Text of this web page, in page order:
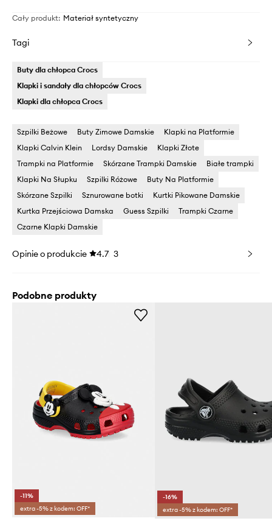
Cały produkt: Materiał syntetyczny
Tagi
Buty dla chłopca Crocs
Klapki i sandały dla chłopców Crocs
Klapki dla chłopca Crocs
Szpilki Beżowe Buty Zimowe Damskie
Klapki na Platformie
Klapki Calvin Klein
Lordsy Damskie
Klapki Złote
Trampki na Platformie
Skórzane Trampki Damskie
Białe trampki
Klapki Na Słupku
Szpilki Różowe
Buty Na Platformie
Skórzane Szpilki
Sznurowane botki
Kurtki Pikowane Damskie
Kurtka Przejściowa Damska
Guess Szpilki
Trampki Czarne
Czarne Klapki Damskie
Opinie o produkcie 4.7 3
Podobne produkty
-11%
extra -5% z kodem: OFF*
-16%
extra -5% z kodem: OFF*